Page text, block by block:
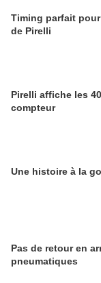
Timing parfait
de Pirelli
Pirelli affiche les
compteur
Une histoire à la
Pas de retour en
pneumatiques